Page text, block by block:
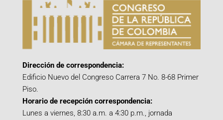
Dirección de correspondencia:
Edificio Nuevo del Congreso Carrera 7 No. 8-68 Primer
Piso.
Horario de recepción correspondencia:
Lunes a viernes, 8:30 a.m. a 4:30 p.m., jornada